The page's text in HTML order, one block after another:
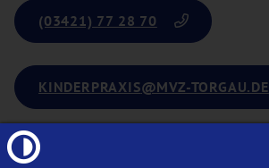
(03421) 77 28 70
KINDERPRAXIS@MVZ-TORGAU.DE